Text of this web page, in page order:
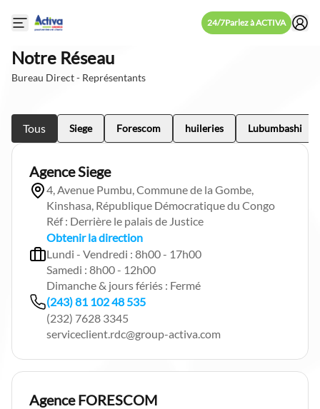
Open mobile side menu 24/7Parlez à ACTIVA
Notre Réseau
Bureau Direct - Représentants
Tous Siege Forescom huileries Lubumbashi
Agence Siege
4, Avenue Pumbu, Commune de la Gombe,
Kinshasa, République Démocratique du Congo
Réf : Derrière le palais de Justice
Obtenir la direction
Lundi - Vendredi : 8h00 - 17h00
Samedi : 8h00 - 12h00
Dimanche & jours fériés : Fermé
(243) 81 102 48 535
(232) 7628 3345
serviceclient.rdc@group-activa.com
Agence FORESCOM